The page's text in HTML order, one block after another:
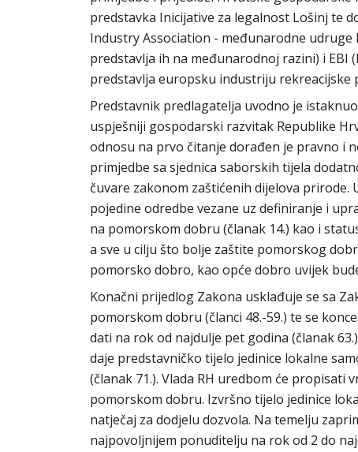
predstavka Inicijative za legalnost Lošinj te
Industry Association - međunarodne
predstavlja ih na međunarodnoj razini) i
predstavlja europsku industriju rekreacijske
Predstavnik predlagatelja uvodno je
uspješniji gospodarski razvitak Republike
odnosu na prvo čitanje dorađen je pravno i
primjedbe sa sjednica saborskih tijela
čuvare zakonom zaštićenih dijelova
pojedine odredbe vezane uz definiranje i
na pomorskom dobru (članak 14.) kao i
a sve u cilju što bolje zaštite pomorskog
pomorsko dobro, kao opće dobro uvijek
Konačni prijedlog Zakona usklađuje se sa
pomorskom dobru (članci 48.-59.) te se
dati na rok od najdulje pet godina (članak
daje predstavničko tijelo jedinice lokalne
(članak 71.). Vlada RH uredbom će propisati
pomorskom dobru. Izvršno tijelo jedinice
natječaj za dodjelu dozvola. Na temelju
najpovoljnijem ponuditelju na rok od 2 do